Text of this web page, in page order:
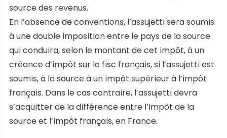
source des revenus.
En l’absence de conventions, l’assujetti sera soumis
à une double imposition entre le pays de la source
qui conduira, selon le montant de cet impôt, à un
créance d’impôt sur le fisc français, si l’assujetti est
soumis, à la source à un impôt supérieur à l’impôt
français. Dans le cas contraire, l’assujetti devra
s’acquitter de la différence entre l’impôt de la
source et l’impôt français, en France.